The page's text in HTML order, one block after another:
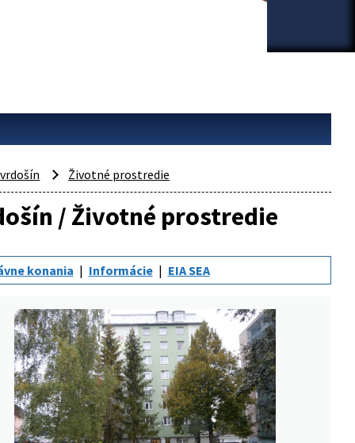
Životné prostredie
/ Životné prostredie
konania Informácie EIA SEA